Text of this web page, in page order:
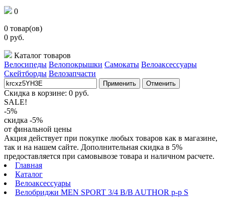
0
0 товар(ов)
0 руб.
Каталог товаров
Велосипеды Велопокрышки Самокаты Велоаксессуары
Скейтборды Велозапчасти
Применить Отменить
Скидка в корзине: 0 руб.
SALE!
-5%
скидка -5%
от финальной цены
Акция действует при покупке любых товаров как в магазине,
так и на нашем сайте. Дополнительная скидка в 5%
предоставляется при самовывозе товара и наличном расчете.
Главная
Каталог
Велоаксессуары
Велобриджи MEN SPORT 3/4 B/B AUTHOR р-р S